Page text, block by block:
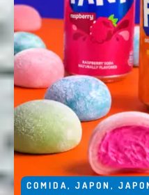
COMIDA, JAPON ,